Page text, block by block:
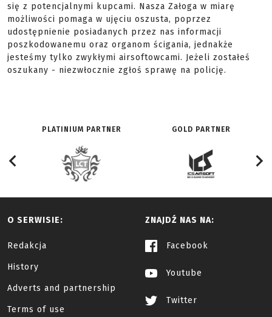
się z potencjalnymi kupcami. Nasza Załoga w miarę
możliwości pomaga w ujęciu oszusta, poprzez
udostępnienie posiadanych przez nas informacji
poszkodowanemu oraz organom ścigania, jednakże
jesteśmy tylko zwykłymi airsoftowcami. Jeżeli zostałeś
oszukany - niezwłocznie zgłoś sprawę na policję.
PLATINIUM PARTNER GOLD PARTNER
O SERWISIE:
Redakcja
History
Adverts and partnership
Terms of use
ZNAJDŹ NAS NA:
Facebook
Youtube
Twitter